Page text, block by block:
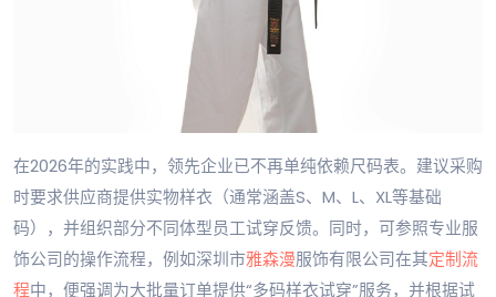
在2026年的实践中，领先企业已不再单纯依赖尺码表。建议采购
时要求供应商提供实物样衣（通常涵盖S、M、L、XL等基础
码），并组织部分不同体型员工试穿反馈。同时，可参照专业服
饰公司的操作流程，例如深圳市雅森漫服饰有限公司在其定制流
程中，便强调为大批量订单提供“多码样衣试穿”服务，并根据试